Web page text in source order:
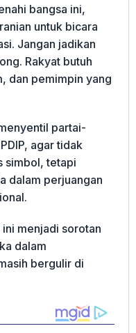
bangsa ini,
untuk bicara
Jangan jadikan
Rakyat butuh
dan pemimpin yang
partai-
agar tidak
simbol, tetapi
dalam perjuangan
menjadi sorotan
dalam
bergulir di